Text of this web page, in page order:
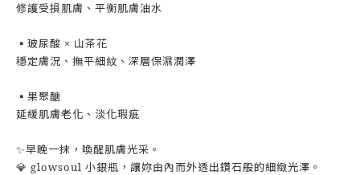
修護受損肌膚、平衡肌膚油水
▪️玻尿酸 × 山茶花
穩定膚況、撫平細紋、深層保濕潤澤
▪️果聚醣
延緩肌膚老化、淡化瑕疵
✨早晚一抹，喚醒肌膚光采。
💎 glowsoul 小銀瓶，讓妳由內而外透出鑽石般的細緻光澤。